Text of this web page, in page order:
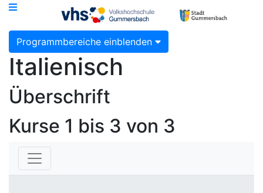
Programmbereiche einblenden
Italienisch
Überschrift
Kurse 1 bis 3 von 3